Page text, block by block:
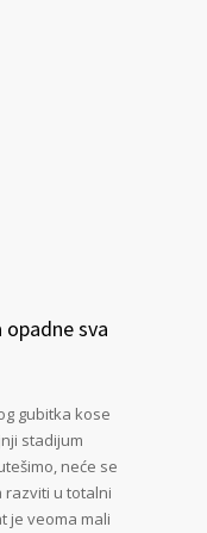
sva
gubitka kose
stadijum
neće se
razviti u totalni
je veoma mali